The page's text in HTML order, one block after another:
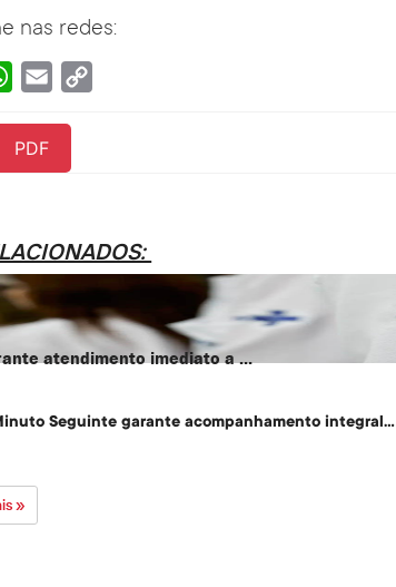
nas redes:
WhatsApp
Email
PDF
atendimento imediato a ...
Seguinte garante acompanhamento integral...
»